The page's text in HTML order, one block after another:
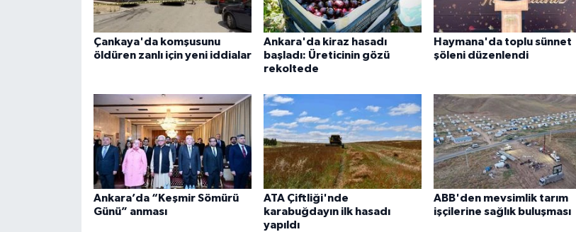
Çankaya'da komşusunu
öldüren zanlı için yeni iddialar
Ankara'da kiraz hasadı
başladı: Üreticinin gözü
rekoltede
Haymana'da toplu sünnet
şöleni düzenlendi
Ankara’da “Keşmir Sömürü
Günü” anması
ATA Çiftliği'nde
karabuğdayın ilk hasadı
yapıldı
ABB'den mevsimlik tarım
işçilerine sağlık buluşması